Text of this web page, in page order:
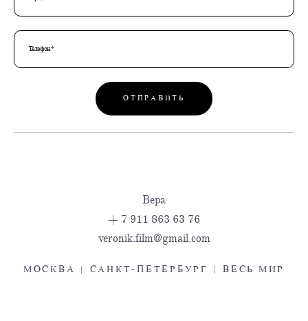
Телефон *
ОТПРАВИТЬ
Вера
+ 7 911 863 63 76
veronik.film@gmail.com
МОСКВА | САНКТ-ПЕТЕРБУРГ | ВЕСЬ МИР